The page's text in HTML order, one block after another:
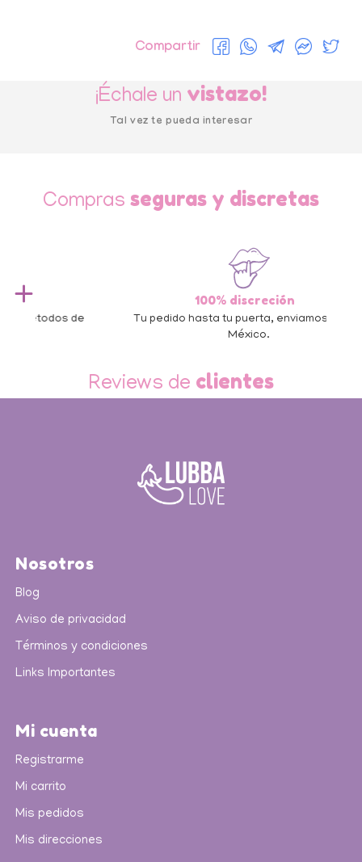
Compartir
¡Échale un vistazo!
Tal vez te pueda interesar
Compras seguras y discretas
100% discreción
Tu pedido hasta tu puerta, enviamos a todo
Reviews de clientes
Nosotros
Blog
Aviso de privacidad
Términos y condiciones
Links Importantes
Mi cuenta
Registrarme
Mi carrito
Mis pedidos
Mis direcciones